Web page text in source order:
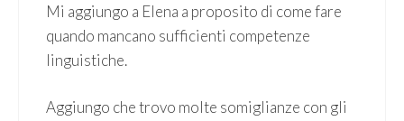
Mi aggiungo a Elena a proposito di come fare
quando mancano sufficienti competenze
linguistiche.
Aggiungo che trovo molte somiglianze con gli